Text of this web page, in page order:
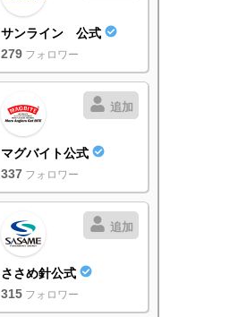
サンライン 公式
279 フォロワー
追加
マグバイト公式
337 フォロワー
追加
ささめ針公式
315 フォロワー